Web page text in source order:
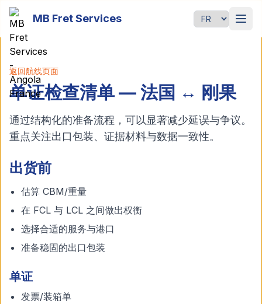
Passer au contenu principal
MB Fret Services
语言
返回航线页面
单证检查清单 — 法国 ↔ 刚果
通过结构化的准备流程，可以显著减少延误与争议。
重点关注出口包装、证据材料与数据一致性。
出货前
估算 CBM/重量
在 FCL 与 LCL 之间做出权衡
选择合适的服务与港口
准备稳固的出口包装
单证
发票/装箱单